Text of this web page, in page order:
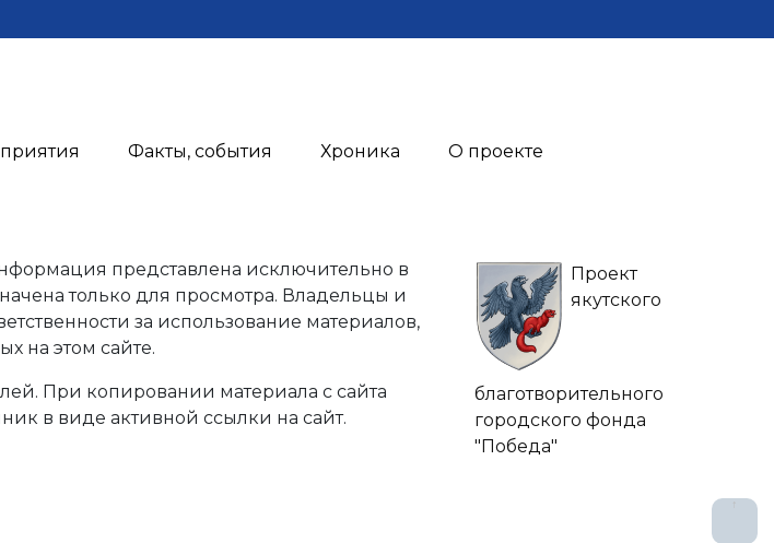
Факты, события Хроника О проекте
представлена исключительно в
только для просмотра. Владельцы и
за использование материалов,
на этом сайте.
При копировании материала с сайта
в виде активной ссылки на сайт.
Проект
якутского
благотворительного
городского фонда
"Победа"
↑